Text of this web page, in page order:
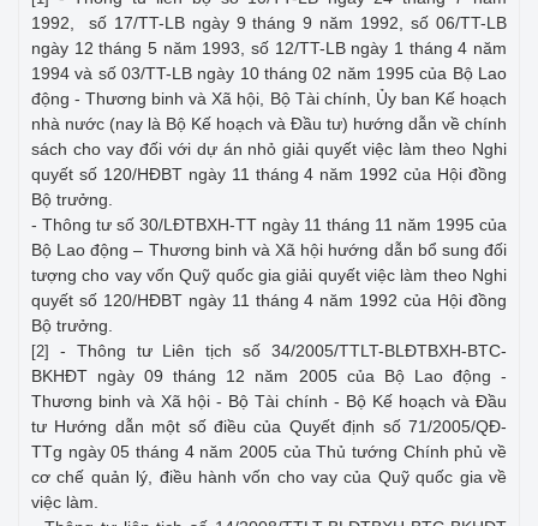
1992, số 17/TT-LB ngày 9 tháng 9 năm 1992, số 06/TT-LB
ngày 12 tháng 5 năm 1993, số 12/TT-LB ngày 1 tháng 4 năm
1994 và số 03/TT-LB ngày 10 tháng 02 năm 1995 của Bộ Lao
động - Thương binh và Xã hội, Bộ Tài chính, Ủy ban Kế hoạch
nhà nước (nay là Bộ Kế hoạch và Đầu tư) hướng dẫn về chính
sách cho vay đối với dự án nhỏ giải quyết việc làm theo Nghi
quyết số 120/HĐBT ngày 11 tháng 4 năm 1992 của Hội đồng
Bộ trưởng.
- Thông tư số 30/LĐTBXH-TT ngày 11 tháng 11 năm 1995 của
Bộ Lao động – Thương binh và Xã hội hướng dẫn bổ sung đối
tượng cho vay vốn Quỹ quốc gia giải quyết việc làm theo Nghi
quyết số 120/HĐBT ngày 11 tháng 4 năm 1992 của Hội đồng
Bộ trưởng.
[2]
- Thông tư Liên tịch số 34/2005/TTLT-BLĐTBXH-BTC-
BKHĐT ngày 09 tháng 12 năm 2005 của Bộ Lao động -
Thương binh và Xã hội - Bộ Tài chính - Bộ Kế hoạch và Đầu
tư Hướng dẫn một số điều của Quyết định số 71/2005/QĐ-
TTg ngày 05 tháng 4 năm 2005 của Thủ tướng Chính phủ về
cơ chế quản lý, điều hành vốn cho vay của Quỹ quốc gia về
việc làm.